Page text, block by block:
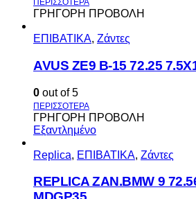
ΓΡΗΓΟΡΗ ΠΡΟΒΟΛΗ
ΕΠΙΒΑΤΙΚΑ, Ζάντες
AVUS ΖΕ9 Β-15 72.25
0 out of 5
ΓΡΗΓΟΡΗ ΠΡΟΒΟΛΗ
Εξαντλημένο
Replica, ΕΠΙΒΑΤΙΚΑ, Ζάντες
REPLICA ZAN.BMW 9